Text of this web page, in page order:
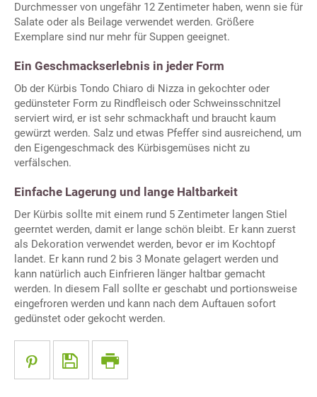
Durchmesser von ungefähr 12 Zentimeter haben, wenn sie für
Salate oder als Beilage verwendet werden. Größere
Exemplare sind nur mehr für Suppen geeignet.
Ein Geschmackserlebnis in jeder Form
Ob der Kürbis Tondo Chiaro di Nizza in gekochter oder
gedünsteter Form zu Rindfleisch oder Schweinsschnitzel
serviert wird, er ist sehr schmackhaft und braucht kaum
gewürzt werden. Salz und etwas Pfeffer sind ausreichend, um
den Eigengeschmack des Kürbisgemüses nicht zu
verfälschen.
Einfache Lagerung und lange Haltbarkeit
Der Kürbis sollte mit einem rund 5 Zentimeter langen Stiel
geerntet werden, damit er lange schön bleibt. Er kann zuerst
als Dekoration verwendet werden, bevor er im Kochtopf
landet. Er kann rund 2 bis 3 Monate gelagert werden und
kann natürlich auch Einfrieren länger haltbar gemacht
werden. In diesem Fall sollte er geschabt und portionsweise
eingefroren werden und kann nach dem Auftauen sofort
gedünstet oder gekocht werden.